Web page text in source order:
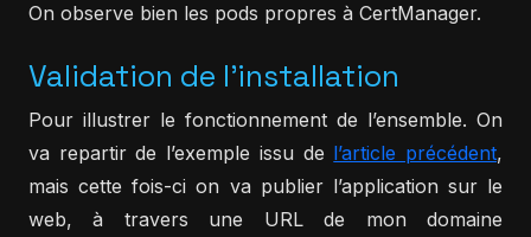
On observe bien les pods propres à CertManager.
Validation de l'installation
Pour illustrer le fonctionnement de l’ensemble. On
va repartir de l’exemple issu de l’article précédent,
mais cette fois-ci on va publier l’application sur le
web, à travers une URL de mon domaine